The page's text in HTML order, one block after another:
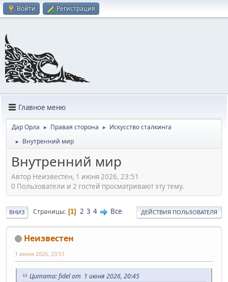
Войти Регистрация
Главное меню
Дар Орла ► Правая сторона ► Искусство сталкинга
► Внутренний мир
Внутренний мир
Автор Неизвестен, 1 июня 2026, 23:51
0 Пользователи и 2 гостей просматривают эту тему.
ВНИЗ Страницы 1 2 3 4 Все ДЕЙСТВИЯ ПОЛЬЗОВАТЕЛЯ
Неизвестен
1 июня 2026, 23:51
Цитата: fidel от 1 июня 2026, 20:45